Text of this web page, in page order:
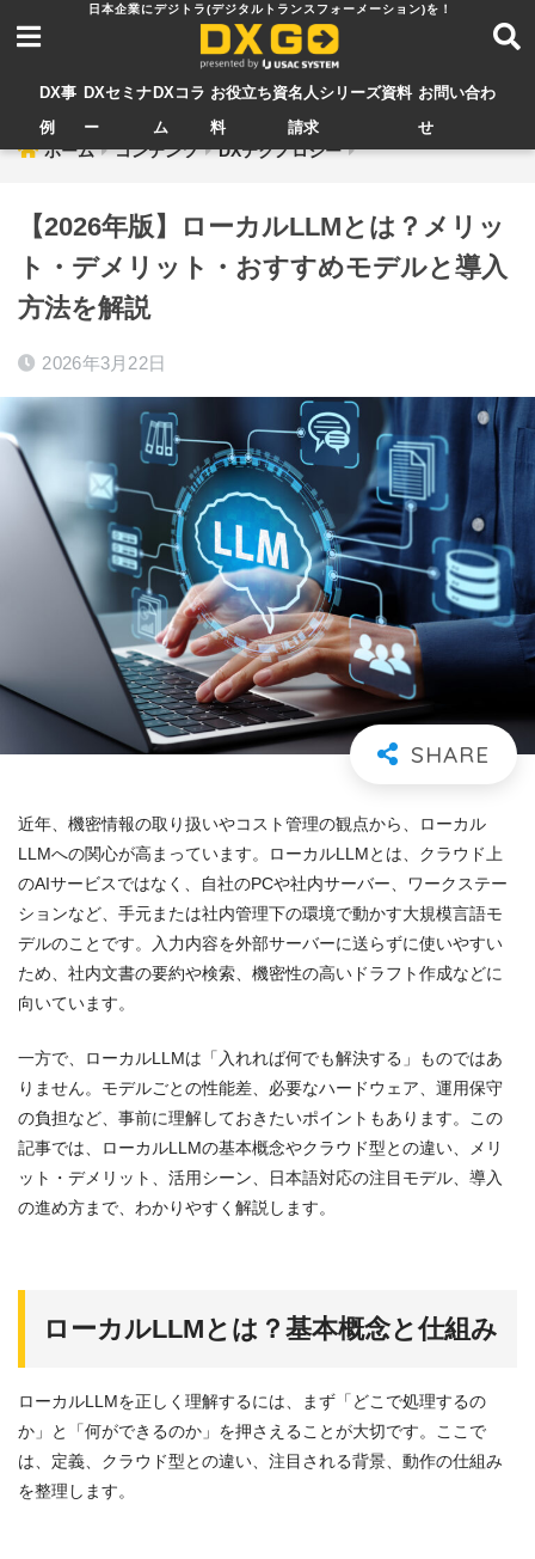
DX事
例
DXセミナ
ー
DXコラ
ム
お役立ち資
料
名人シリーズ資料
請求
お問い合わ
せ
ホーム コンテンツ DXテクノロジー
【2026年版】ローカルLLMとは？メリッ
ト・デメリット・おすすめモデルと導入
方法を解説
2026年3月22日
近年、機密情報の取り扱いやコスト管理の観点から、ローカル
LLMへの関心が高まっています。ローカルLLMとは、クラウド上
のAIサービスではなく、自社のPCや社内サーバー、ワークステー
ションなど、手元または社内管理下の環境で動かす大規模言語モ
デルのことです。入力内容を外部サーバーに送らずに使いやすい
ため、社内文書の要約や検索、機密性の高いドラフト作成などに
向いています。
一方で、ローカルLLMは「入れれば何でも解決する」ものではあ
りません。モデルごとの性能差、必要なハードウェア、運用保守
の負担など、事前に理解しておきたいポイントもあります。この
記事では、ローカルLLMの基本概念やクラウド型との違い、メリ
ット・デメリット、活用シーン、日本語対応の注目モデル、導入
の進め方まで、わかりやすく解説します。
ローカルLLMとは？基本概念と仕組み
ローカルLLMを正しく理解するには、まず「どこで処理するの
か」と「何ができるのか」を押さえることが大切です。ここで
は、定義、クラウド型との違い、注目される背景、動作の仕組み
を整理します。